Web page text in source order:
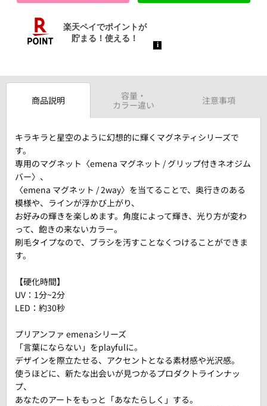
商品説明
容量・
カラー違い
注意事項
キラキラと星空のように幻想的に輝くマグネティシリーズで
す。
専用のマグネット〈emena マグネット / グリップ付きネオジム
バー〉、
〈emena マグネット / 2way〉を当てることで、奥行きのある
模様や、ラインが浮かび上がり、
お好みの輝きを楽しめます。角度によって輝き、光り方が変わ
って、飽きの来ないカラー。
刷毛タイプなので、ブラシを汚すことなくつけることができま
す。
【硬化時間】
UV：1分~2分
LED：約30秒
プリアンファ emenaシリーズ
「言葉にならない」をplayfulに。
デザインを際立たせる、アクセントとなる素材感や光沢感。
使うほどに、新たな出会いが見つかるプロダクトラインナッ
プ、
あなたのアートをもっと「あなたらしく」する。